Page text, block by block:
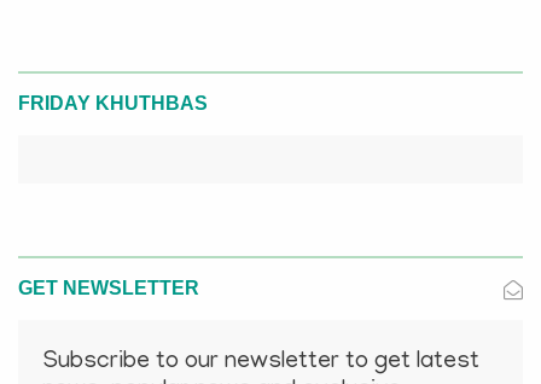
FRIDAY KHUTHBAS
GET NEWSLETTER
Subscribe to our newsletter to get latest